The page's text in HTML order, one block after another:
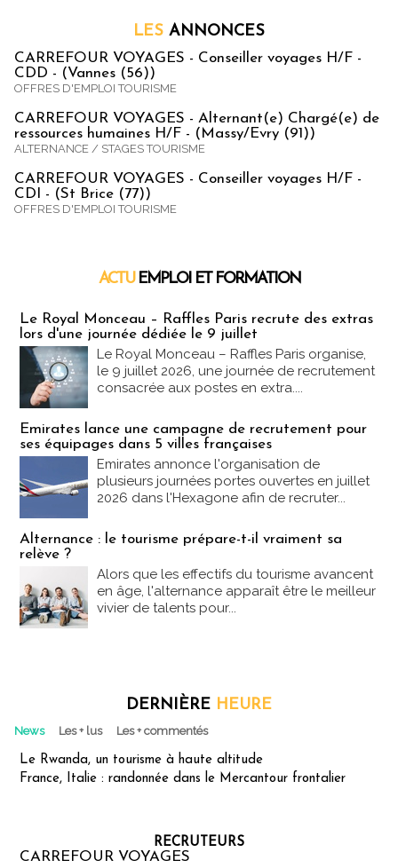
LES ANNONCES
CARREFOUR VOYAGES - Conseiller voyages H/F -
CDD - (Vannes (56))
OFFRES D'EMPLOI TOURISME
CARREFOUR VOYAGES - Alternant(e) Chargé(e) de
ressources humaines H/F - (Massy/Evry (91))
ALTERNANCE / STAGES TOURISME
CARREFOUR VOYAGES - Conseiller voyages H/F -
CDI - (St Brice (77))
OFFRES D'EMPLOI TOURISME
ACTU EMPLOI ET FORMATION
Le Royal Monceau – Raffles Paris recrute des extras
lors d'une journée dédiée le 9 juillet
Le Royal Monceau – Raffles Paris organise,
le 9 juillet 2026, une journée de recrutement
consacrée aux postes en extra....
Emirates lance une campagne de recrutement pour
ses équipages dans 5 villes françaises
Emirates annonce l'organisation de
plusieurs journées portes ouvertes en juillet
2026 dans l'Hexagone afin de recruter...
Alternance : le tourisme prépare-t-il vraiment sa
relève ?
Alors que les effectifs du tourisme avancent
en âge, l'alternance apparaît être le meilleur
vivier de talents pour...
DERNIÈRE HEURE
News Les + lus Les + commentés
Le Rwanda, un tourisme à haute altitude
France, Italie : randonnée dans le Mercantour frontalier
RECRUTEURS
CARREFOUR VOYAGES